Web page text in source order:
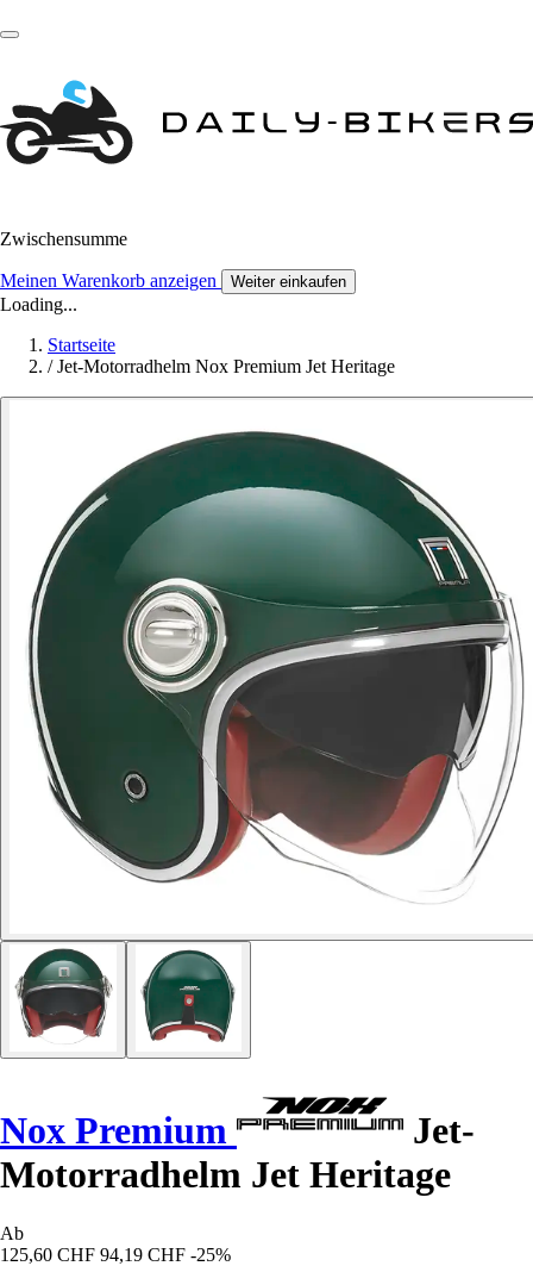
Zwischensumme
Meinen Warenkorb anzeigen Weiter einkaufen
Loading...
Startseite
/ Jet-Motorradhelm Nox Premium Jet Heritage
Nox Premium
Jet-
Motorradhelm Jet Heritage
Ab
125,60 CHF 94,19 CHF -25%